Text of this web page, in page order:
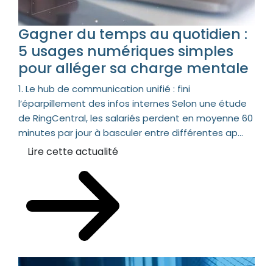
Gagner du temps au quotidien :
5 usages numériques simples
pour alléger sa charge mentale
1. Le hub de communication unifié : fini
l’éparpillement des infos internes Selon une étude
de RingCentral, les salariés perdent en moyenne 60
minutes par jour à basculer entre différentes ap...
Lire cette actualité